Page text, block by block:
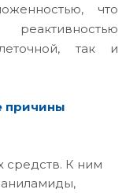
что
так и
причины
средств. К ним